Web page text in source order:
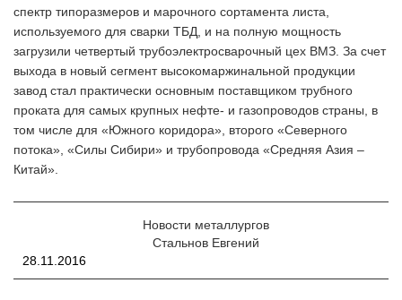
спектр типоразмеров и марочного сортамента листа,
используемого для сварки ТБД, и на полную мощность
загрузили четвертый трубоэлектросварочный цех ВМЗ. За счет
выхода в новый сегмент высокомаржинальной продукции
завод стал практически основным поставщиком трубного
проката для самых крупных нефте- и газопроводов страны, в
том числе для «Южного коридора», второго «Северного
потока», «Силы Сибири» и трубопровода «Средняя Азия –
Китай».
Новости металлургов
Стальнов Евгений
28.11.2016